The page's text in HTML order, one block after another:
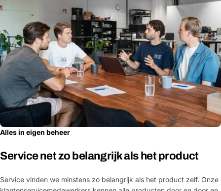
Alles in eigen beheer
Service net zo belangrijk als het product
Service vinden we minstens zo belangrijk als het product zelf. Onze